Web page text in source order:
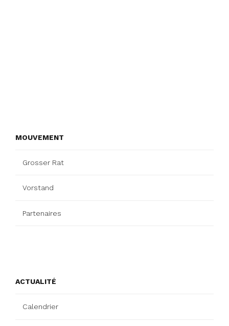
MOUVEMENT
Grosser Rat
Vorstand
Partenaires
ACTUALITÉ
Calendrier